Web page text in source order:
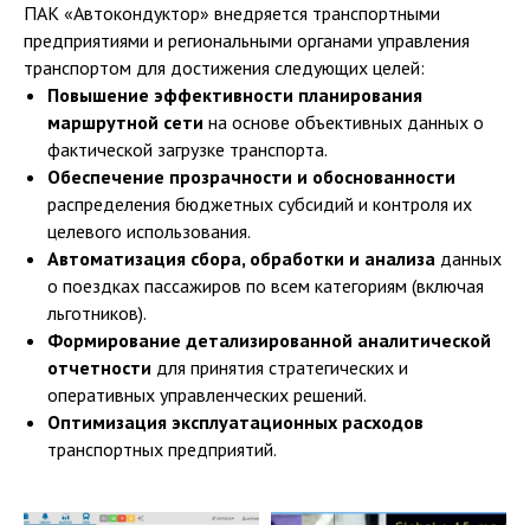
ПАК «Автокондуктор» внедряется транспортными
предприятиями и региональными органами управления
транспортом для достижения следующих целей:
Повышение эффективности планирования
маршрутной сети на основе объективных данных о
фактической загрузке транспорта.
Обеспечение прозрачности и обоснованности
распределения бюджетных субсидий и контроля их
целевого использования.
Автоматизация сбора, обработки и анализа данных
о поездках пассажиров по всем категориям (включая
льготников).
Формирование детализированной аналитической
отчетности для принятия стратегических и
оперативных управленческих решений.
Оптимизация эксплуатационных расходов
транспортных предприятий.